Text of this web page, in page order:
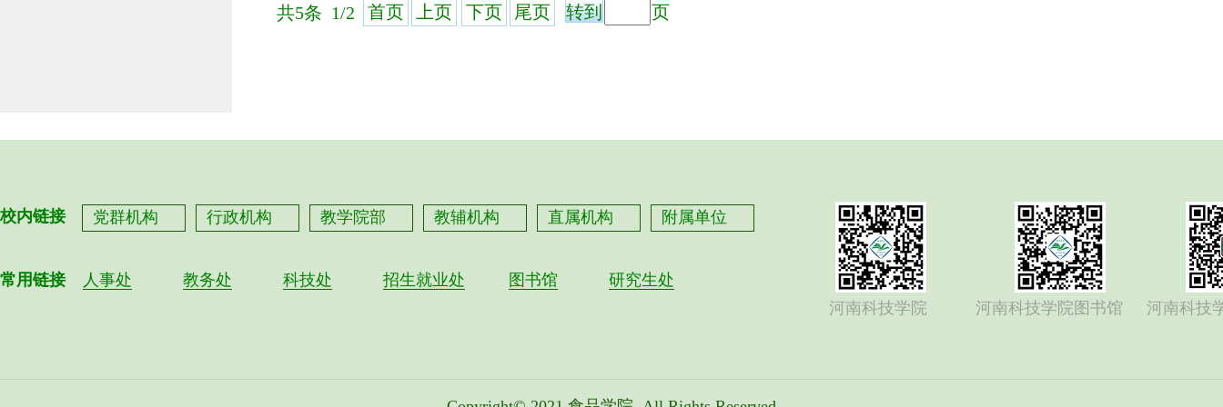
共5条 1/2 首页 上页 下页 尾页 页
校内链接 党群机构 行政机构 教学院部 教辅机构 直属机构 附属单位
常用链接 人事处 教务处 科技处 招生就业处 图书馆
研究生处
河南科技学院
河南科技学院图书馆 河南科技